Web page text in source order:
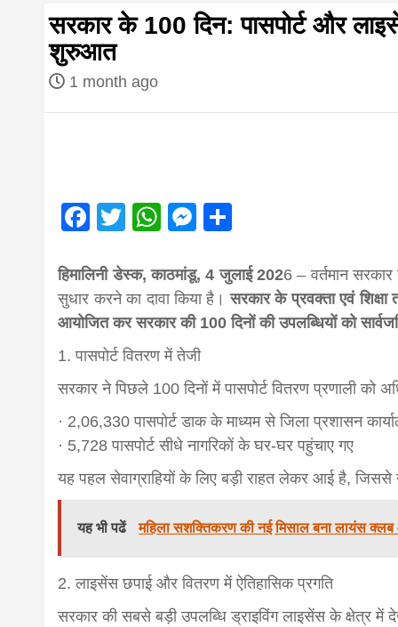
first hindi
magazine
news in
from
news,
khabar
सरकार के 100 दिन: पासपोर्ट और
शुरुआत
1 month ago
Facebook
TwitterWhatsApp
Messenger
हिमालिनी डेस्क, काठमांडू, 4 जुलाई 2026 – वर्तमान
सुधार करने का दावा किया है।सरकार के प्रवक्ता एवं शिक्षा
आयोजित कर सरकार की 100 दिनों की उपलब्धियों को
1. पासपोर्ट वितरण में तेजी
सरकार ने पिछले 100 दिनों में पासपोर्ट वितरण प्रणाली को
· 2,06,330 पासपोर्ट डाक के माध्यम से जिला प्रशासन
· 5,728 पासपोर्ट सीधे नागरिकों के घर-घर पहुंचाए गए
यह पहल सेवाग्राहियों के लिए बड़ी राहत लेकर आई है,
यह भी पढें महिला सशक्तिकरण की नई मिसाल बना लायंस
2. लाइसेंस छपाई और वितरण में ऐतिहासिक प्रगति
सरकार की सबसे बड़ी उपलब्धि ड्राइविंग लाइसेंस के क्षेत्र में